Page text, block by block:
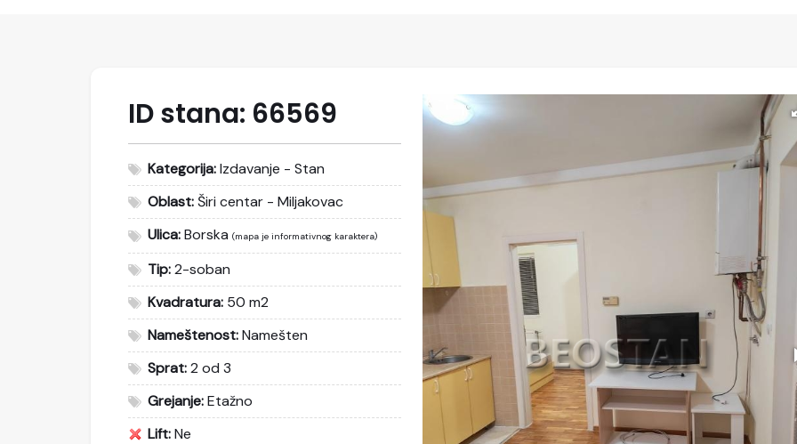
ID stana: 66569
Kategorija:Izdavanje - Stan
Oblast:Širi centar - Miljakovac
Ulica:Borska (mapa je informativnog karaktera)
Tip:2-soban
Kvadratura: 50 m2
Nameštenost:Namešten
Sprat:2 od 3
Grejanje:Etažno
Lift:Ne